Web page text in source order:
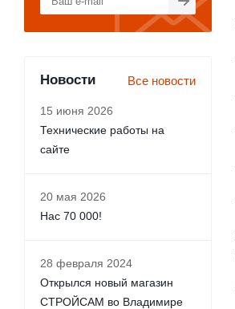
Новости Все новости
15 июня 2026
Технические работы на
сайте
20 мая 2026
Нас 70 000!
28 февраля 2024
Открылся новый магазин
СТРОЙСАМ во Владимире